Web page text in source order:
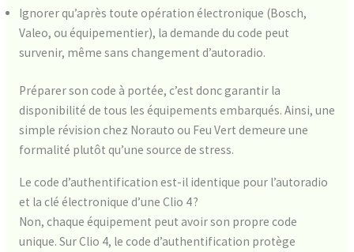
Ignorer qu’après toute opération électronique (Bosch,
Valeo, ou équipementier), la demande du code peut
survenir, même sans changement d’autoradio.
Préparer son code à portée, c’est donc garantir la
disponibilité de tous les équipements embarqués. Ainsi, une
simple révision chez Norauto ou Feu Vert demeure une
formalité plutôt qu’une source de stress.
Le code d’authentification est-il identique pour l’autoradio
et la clé électronique d’une Clio 4 ?
Non, chaque équipement peut avoir son propre code
unique. Sur Clio 4, le code d’authentification protège